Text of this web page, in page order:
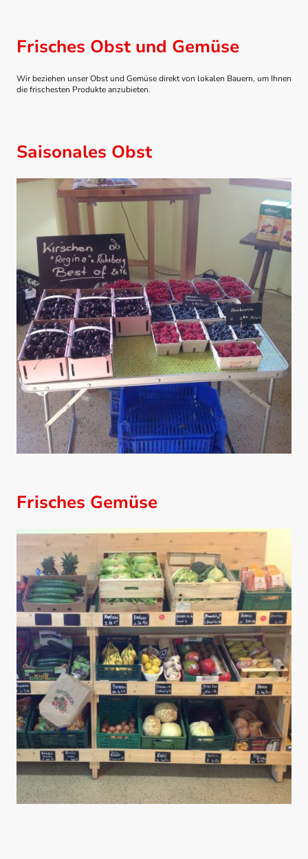
Frisches Obst und Gemüse
Wir beziehen unser Obst und Gemüse direkt von lokalen Bauern, um Ihnen
die frischesten Produkte anzubieten.
Saisonales Obst
Frisches Gemüse